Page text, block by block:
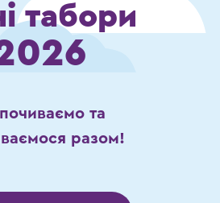
та
разом!
табори